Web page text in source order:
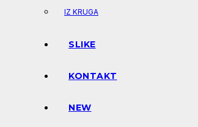
IZ KRUGA
SLIKE
KONTAKT
NEW